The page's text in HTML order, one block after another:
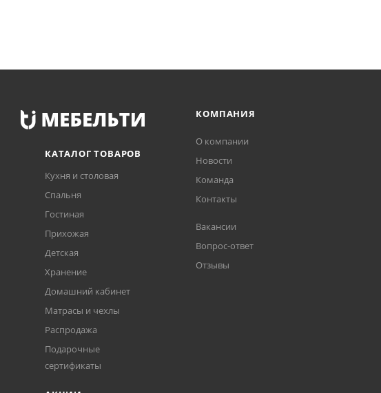
КАТАЛОГ ТОВАРОВ
Кухня и столовая
Спальня
Гостиная
Прихожая
Детская
Хранение
Домашний кабинет
Матрасы и чехлы
Распродажа
Подарочные
сертификаты
КОМПАНИЯ
О компании
Новости
Команда
Контакты
Вакансии
Вопрос-ответ
Отзывы